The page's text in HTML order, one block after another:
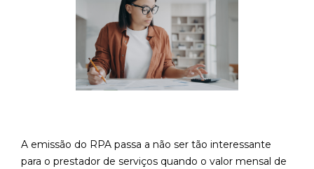
A emissão do RPA passa a não ser tão interessante
para o prestador de serviços quando o valor mensal de